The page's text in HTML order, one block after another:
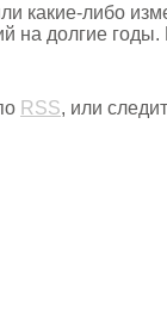
какие-либо
на долгие
RSS, или